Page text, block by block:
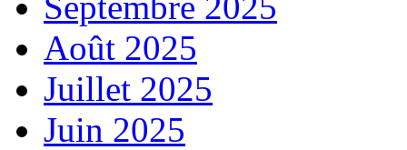
Août 2025
Juillet 2025
Juin 2025